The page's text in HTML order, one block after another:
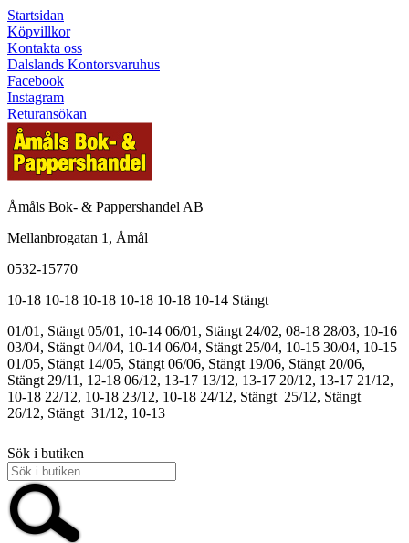
Startsidan
Köpvillkor
Kontakta oss
Dalslands Kontorsvaruhus
Facebook
Instagram
Returansökan
Åmåls Bok- & Pappershandel AB
Mellanbrogatan 1, Åmål
0532-15770
10-18 10-18 10-18 10-18 10-18 10-14 Stängt
01/01, Stängt 05/01, 10-14 06/01, Stängt 24/02, 08-18 28/03, 10-16
03/04, Stängt 04/04, 10-14 06/04, Stängt 25/04, 10-15 30/04, 10-15
01/05, Stängt 14/05, Stängt 06/06, Stängt 19/06, Stängt 20/06,
Stängt 29/11, 12-18 06/12, 13-17 13/12, 13-17 20/12, 13-17 21/12,
10-18 22/12, 10-18 23/12, 10-18 24/12, Stängt 25/12, Stängt
26/12, Stängt 31/12, 10-13
Sök i butiken